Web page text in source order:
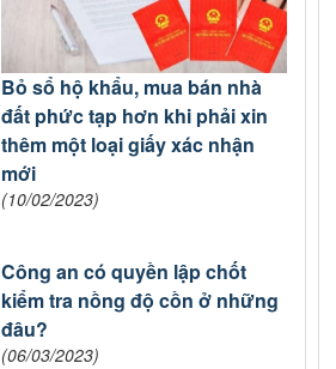
Bỏ sổ hộ khẩu, mua bán nhà
đất phức tạp hơn khi phải xin
thêm một loại giấy xác nhận
mới
(10/02/2023)
Công an có quyền lập chốt
kiểm tra nồng độ cồn ở những
đâu?
(06/03/2023)